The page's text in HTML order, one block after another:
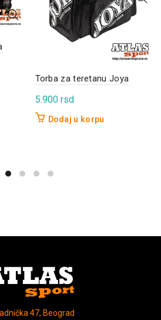
Torba za teretanu Joya
5.900 rsd
Dodaj u korpu
47, Beograd